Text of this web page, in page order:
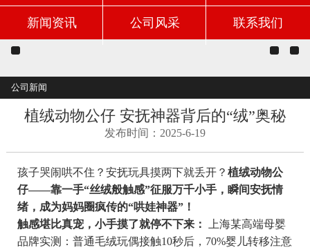
新闻资讯 公司风采 联系我们
公司新闻
植绒动物公仔 安抚神器背后的“绒”奥秘
发布时间：2025-6-19
孩子哭闹哄不住？安抚玩具摸两下就丢开？ 植绒动物公
仔——靠一手“丝绒般触感”征服万千小手，瞬间安抚情
绪，成为妈妈圈疯传的“哄娃神器”！
触感堪比真宠，小手摸了就停不下来：
上海某高端母婴
品牌实测：普通毛绒玩偶接触10秒后，70%婴儿转移注意